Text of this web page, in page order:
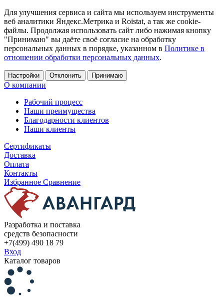
Для улучшения сервиса и сайта мы используем инструменты
веб аналитики Яндекс.Метрика и Roistat, а так же cookie-
файлы. Продолжая использовать сайт либо нажимая кнопку
"Принимаю" вы даёте своё согласие на обработку
персональных данных в порядке, указанном в Политике в
отношении обработки персональных данных.
Настройки Отклонить Принимаю
О компании
Рабочий процесс
Наши преимущества
Благодарности клиентов
Наши клиенты
Сертификаты
Доставка
Оплата
Контакты
Избранное Сравнение
Разработка и поставка
средств безопасности
+7(499) 490 18 79
Вход
Каталог товаров